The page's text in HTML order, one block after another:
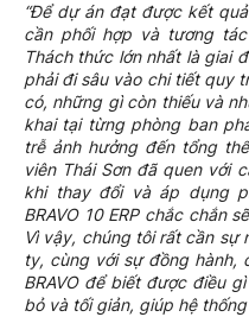
“Để dự án đạt được kết
cần phối hợp và tương
Thách thức lớn nhất là giai
phải đi sâu vào chi tiết quy
có, những gì còn thiếu và
khai tại từng phòng ban
trễ ảnh hưởng đến tổng
viên Thái Sơn đã quen với
khi thay đổi và áp dụng
BRAVO 10 ERP chắc chắn
Vì vậy, chúng tôi rất cần
ty, cùng với sự đồng hành,
BRAVO để biết được điều
bỏ và tối giản, giúp hệ